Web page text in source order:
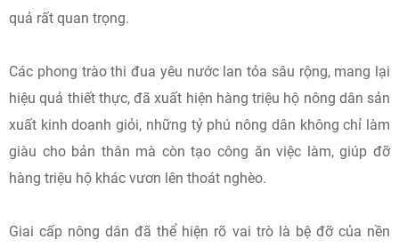
quả rất quan trọng.
Các phong trào thi đua yêu nước lan tỏa sâu rộng, mang lại
hiệu quả thiết thực, đã xuất hiện hàng triệu hộ nông dân sản
xuất kinh doanh giỏi, những tỷ phú nông dân không chỉ làm
giàu cho bản thân mà còn tạo công ăn việc làm, giúp đỡ
hàng triệu hộ khác vươn lên thoát nghèo.
Giai cấp nông dân đã thể hiện rõ vai trò là bệ đỡ của nền